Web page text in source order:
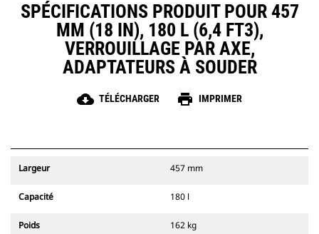
SPÉCIFICATIONS PRODUIT POUR 457
MM (18 IN), 180 L (6,4 FT3),
VERROUILLAGE PAR AXE,
ADAPTATEURS À SOUDER
cloud_download TÉLÉCHARGER print IMPRIMER
Largeur 457 mm
Capacité 180 l
Poids 162 kg